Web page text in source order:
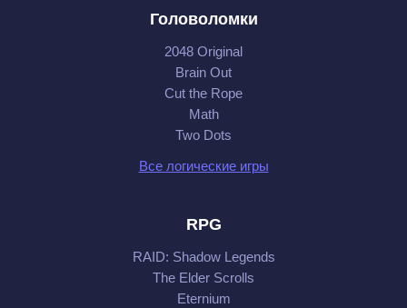
Головоломки
2048 Original
Brain Out
Cut the Rope
Math
Two Dots
Все логические игры
RPG
RAID: Shadow Legends
The Elder Scrolls
Eternium